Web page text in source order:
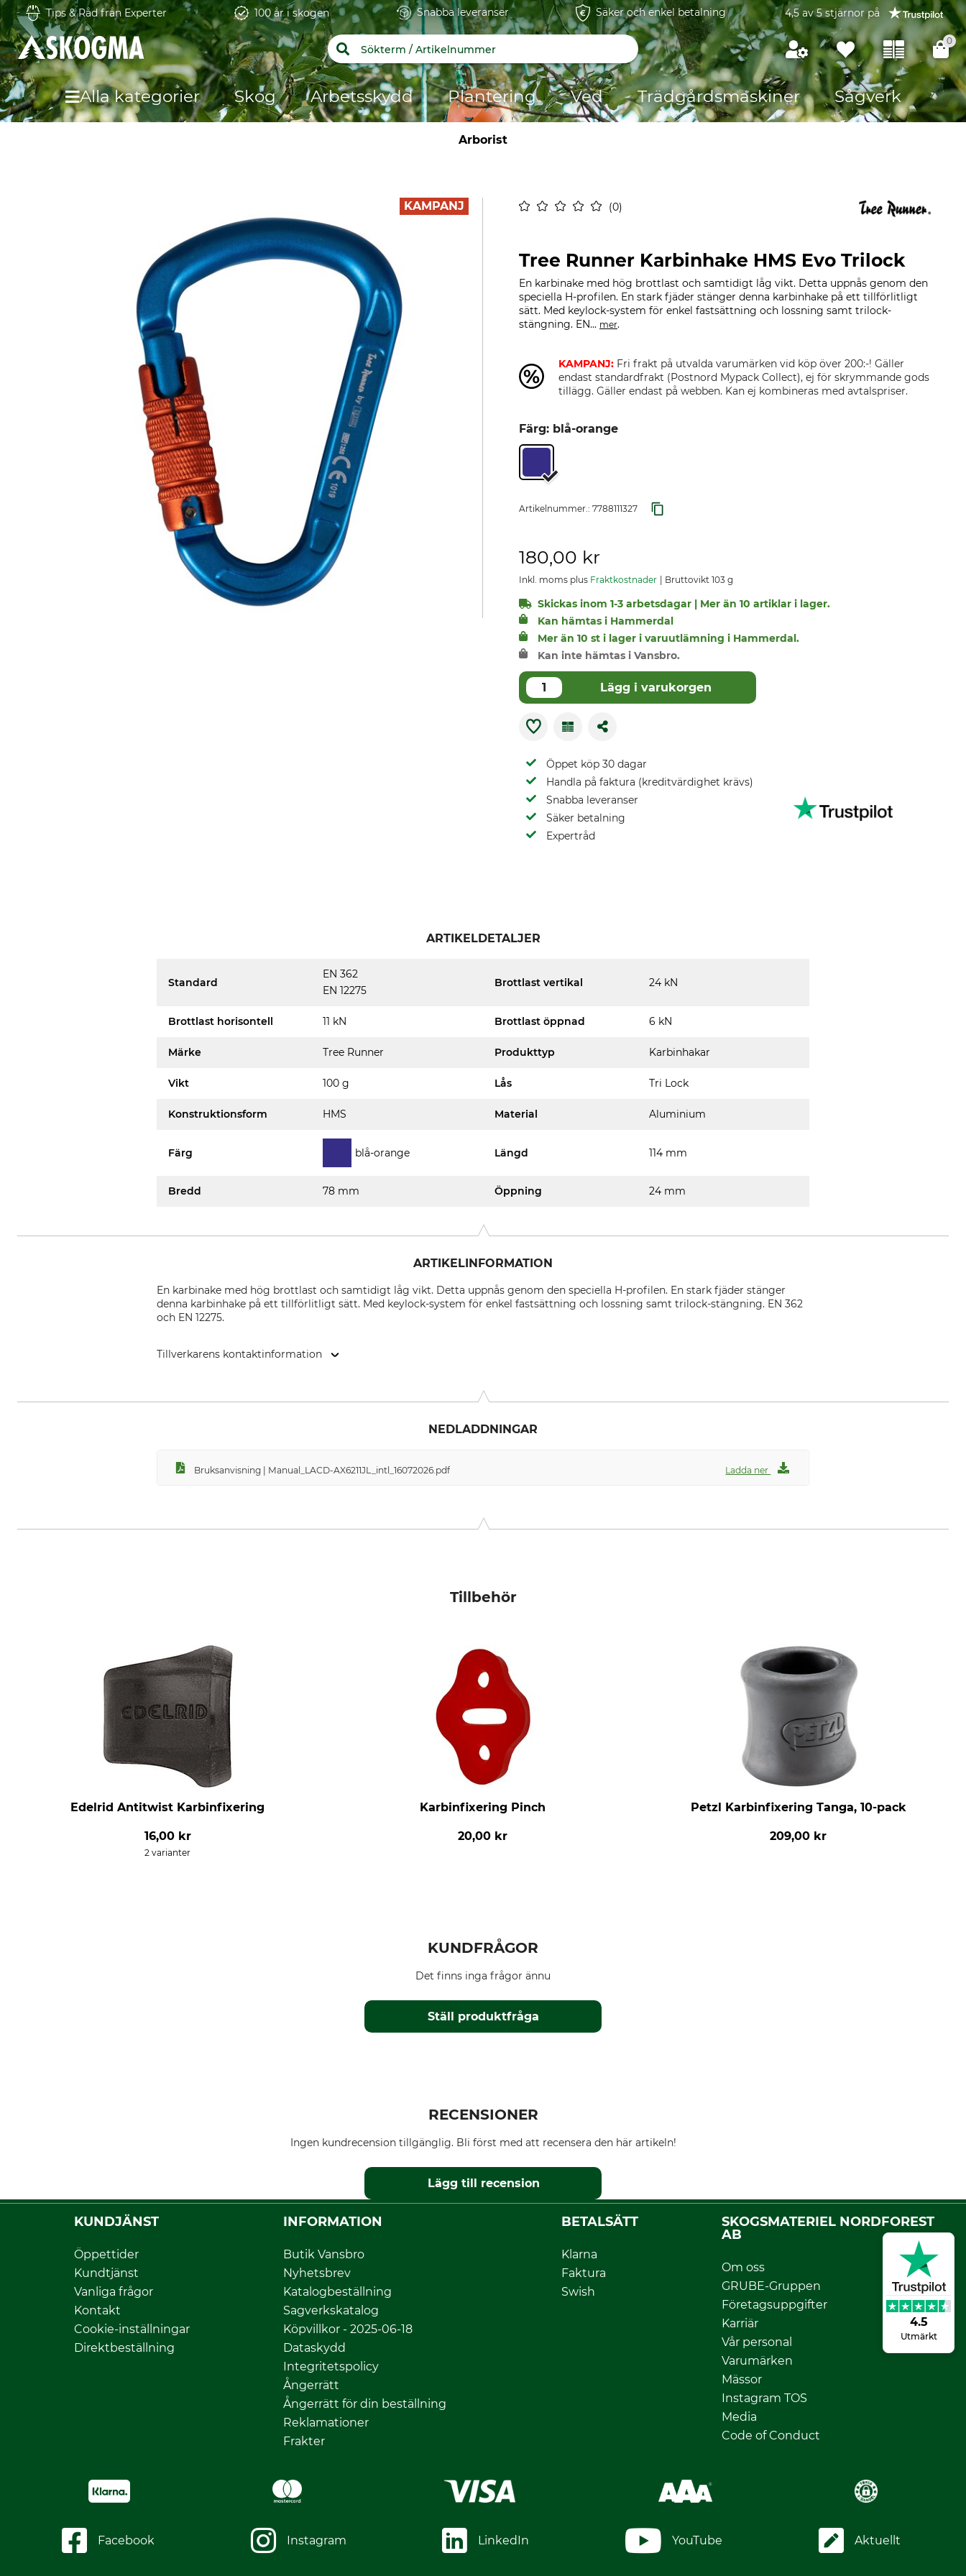
4.5
Utmärkt
Tips & Råd från Experter 100 år i skogen Snabba leveranser Säker och enkel betalning 4,5 av 5 stjärnor på
0
Alla kategorier Skog Arbetsskydd Plantering Ved Trädgårdsmaskiner Sågverk
Arborist
0
KAMPANJ
Tree Runner Karbinhake HMS Evo Trilock
En karbinake med hög brottlast och samtidigt låg vikt. Detta uppnås genom den
speciella H-profilen. En stark fjäder stänger denna karbinhake på ett tillförlitligt
sätt. Med keylock-system för enkel fastsättning och lossning samt trilock-
stängning. EN... mer.
KAMPANJ: Fri frakt på utvalda varumärken vid köp över 200:-! Gäller
endast standardfrakt (Postnord Mypack Collect), ej för skrymmande gods
tillägg. Gäller endast på webben. Kan ej kombineras med avtalspriser.
Färg: blå-orange
Artikelnummer.: 7788111327
180,00 kr
Inkl. moms plus Fraktkostnader Bruttovikt 103 g
Skickas inom 1-3 arbetsdagar | Mer än 10 artiklar i lager.
Kan hämtas i Hammerdal
Mer än 10 st i lager i varuutlämning i Hammerdal.
Kan inte hämtas i Vansbro.
Lägg i varukorgen
Öppet köp 30 dagar
Handla på faktura (kreditvärdighet krävs)
Snabba leveranser
Säker betalning
Expertråd
ARTIKELDETALJER
Standard
EN 362
EN 12275
Brottlast vertikal 24 kN
Brottlast horisontell 11 kN Brottlast öppnad 6 kN
Märke Tree Runner Produkttyp Karbinhakar
Vikt 100 g Lås Tri Lock
Konstruktionsform HMS Material Aluminium
Färg blå-orange Längd 114 mm
Bredd 78 mm Öppning 24 mm
ARTIKELINFORMATION
En karbinake med hög brottlast och samtidigt låg vikt. Detta uppnås genom den speciella H-profilen. En stark fjäder stänger
denna karbinhake på ett tillförlitligt sätt. Med keylock-system för enkel fastsättning och lossning samt trilock-stängning. EN 362
och EN 12275.
Tillverkarens kontaktinformation
NEDLADDNINGAR
Bruksanvisning | Manual_LACD-AX6211JL_intl_16072026.pdf Ladda ner
Tillbehör
Edelrid Antitwist Karbinfixering
16,00 kr
2 varianter
Karbinfixering Pinch
20,00 kr
Petzl Karbinfixering Tanga, 10-pack
209,00 kr
KUNDFRÅGOR
Ställ produktfråga
Det finns inga frågor ännu
RECENSIONER
Ingen kundrecension tillgänglig. Bli först med att recensera den här artikeln!
Lägg till recension
KUNDJÄNST
Öppettider
Kundtjänst
Vanliga frågor
Kontakt
Cookie-inställningar
Direktbeställning
INFORMATION
Butik Vansbro
Nyhetsbrev
Katalogbeställning
Sagverkskatalog
Köpvillkor - 2025-06-18
Dataskydd
Integritetspolicy
Ångerrätt
Ångerrätt för din beställning
Reklamationer
Frakter
BETALSÄTT
Klarna
Faktura
Swish
SKOGSMATERIEL NORDFOREST
AB
Om oss
GRUBE-Gruppen
Företagsuppgifter
Karriär
Vår personal
Varumärken
Mässor
Instagram TOS
Media
Code of Conduct
Facebook Instagram LinkedIn YouTube Aktuellt